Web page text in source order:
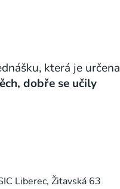
která je určena
dobře se učily
Liberec, Žitavská 63